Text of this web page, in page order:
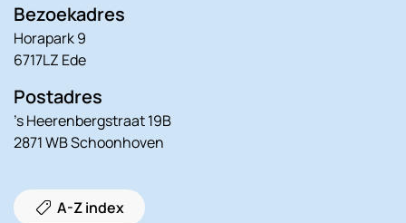
Bezoekadres
Horapark 9
6717LZ Ede
Postadres
’s Heerenbergstraat 19B
2871 WB Schoonhoven
A-Z index